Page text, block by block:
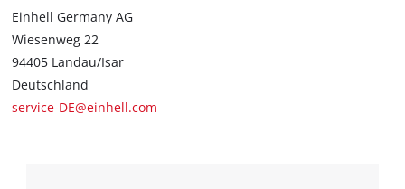
Einhell Germany AG
Wiesenweg 22
94405 Landau/Isar
Deutschland
service-DE@einhell.com